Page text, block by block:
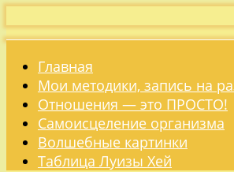
Главная
Мои методики, запись на
Отношения — это ПРОСТО!
Самоисцеление организма
Волшебные картинки
Таблица Луизы Хей